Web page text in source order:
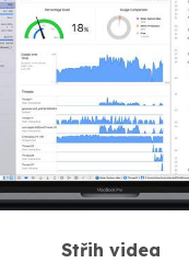
Střih videa